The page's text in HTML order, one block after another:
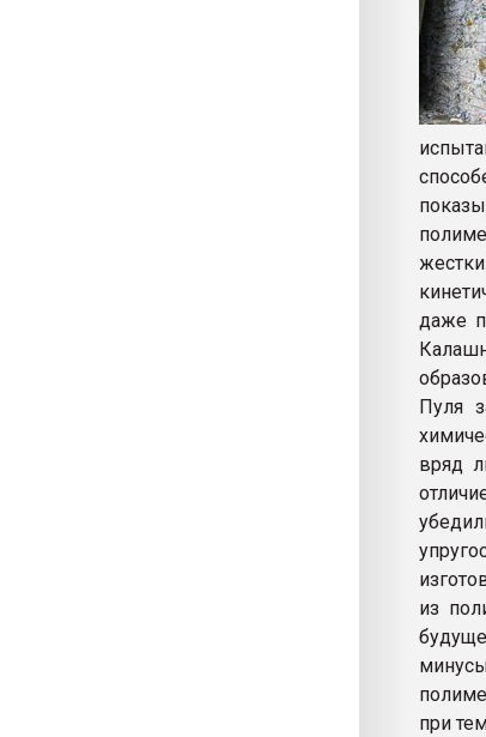
даже
Пуля
вряд
из
при